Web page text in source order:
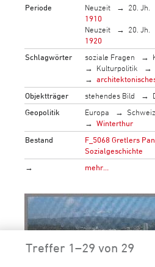
Periode
Neuzeit 20. Jh.
1910
Neuzeit
20. Jh.
1920
Schlagwörter
soziale Fragen
Kulturpolitik
Objektträger
stehendes Bild
Geopolitik
Europa Schweiz
Winterthur
Bestand
F_5068 Gretlers
Sozialgeschichte
→
mehr…
Treffer 1–29 von 29